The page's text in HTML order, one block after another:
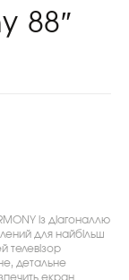
88″
із діагоналлю
для найбільш
телевізор
детальне
екран